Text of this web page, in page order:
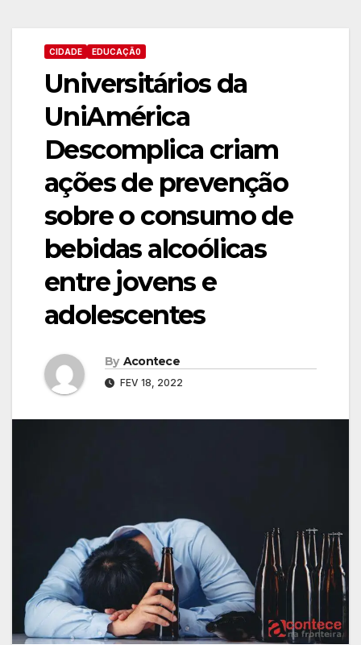
CIDADE EDUCAÇÃ0
Universitários da
UniAmérica
Descomplica criam
ações de prevenção
sobre o consumo de
bebidas alcoólicas
entre jovens e
adolescentes
By Acontece
FEV 18, 2022